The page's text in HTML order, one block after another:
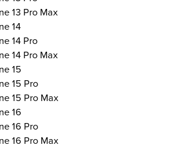
13 Pro Max
14
14 Pro
14 Pro Max
15
15 Pro
15 Pro Max
16
16 Pro
16 Pro Max